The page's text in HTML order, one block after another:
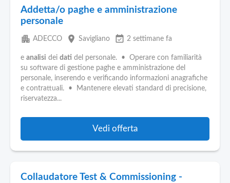
Addetta/o paghe e amministrazione
personale
apartment ADECCO place Savigliano event_available 2 settimane fa
e analisi dei dati del personale. • Operare con familiarità
su software di gestione paghe e amministrazione del
personale, inserendo e verificando informazioni anagrafiche
e contrattuali. • Mantenere elevati standard di precisione,
riservatezza...
Vedi offerta
Collaudatore Test & Commissioning -